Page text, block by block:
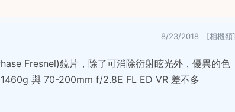
8/23/2018 [相機類]
Fresnel)鏡片，除了可消除衍射眩光外，優異的色
與 70-200mm f/2.8E FL ED VR 差不多